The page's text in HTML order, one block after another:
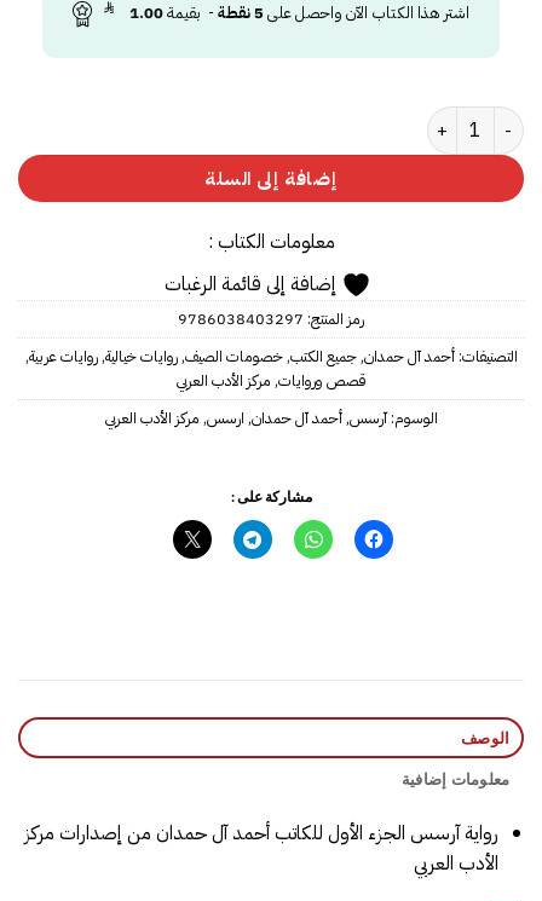
اشتر هذا الكتاب الآن واحصل على 5نقطة- بقيمة1.00
كمية آرسس الجزء الأول
إضافة إلى السلة
معلومات الكتاب :
إضافة إلى قائمة الرغبات
رمز المنتج: 9786038403297
التصنيفات:أحمد آل حمدان,جميع الكتب,خصومات الصيف,روايات خيالية,روايات عربية,
قصص وروايات, مركز الأدب العربي
الوسوم:آرسس,أحمد آل حمدان, ارسس, مركز الأدب العربي
مشاركة على :
الوصف
معلومات إضافية
رواية آرسس الجزء الأول للكاتب أحمد آل حمدان من إصدارات مركز
الأدب العربي